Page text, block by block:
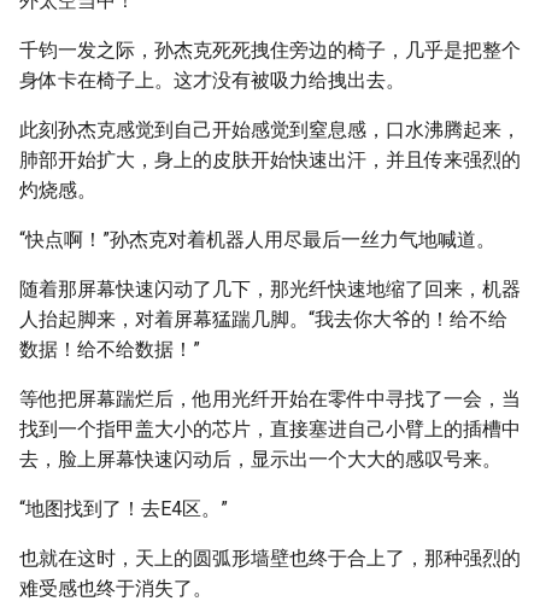
千钧一发之际，孙杰克死死拽住旁边的椅子，几乎是把整个
身体卡在椅子上。这才没有被吸力给拽出去。
此刻孙杰克感觉到自己开始感觉到窒息感，口水沸腾起来，
肺部开始扩大，身上的皮肤开始快速出汗，并且传来强烈的
灼烧感。
“快点啊！”孙杰克对着机器人用尽最后一丝力气地喊道。
随着那屏幕快速闪动了几下，那光纤快速地缩了回来，机器
人抬起脚来，对着屏幕猛踹几脚。“我去你大爷的！给不给
数据！给不给数据！”
等他把屏幕踹烂后，他用光纤开始在零件中寻找了一会，当
找到一个指甲盖大小的芯片，直接塞进自己小臂上的插槽中
去，脸上屏幕快速闪动后，显示出一个大大的感叹号来。
“地图找到了！去E4区。”
也就在这时，天上的圆弧形墙壁也终于合上了，那种强烈的
难受感也终于消失了。